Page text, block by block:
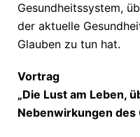
Gesundheitssystem,
der aktuelle
Glauben zu tun hat.
Vortrag
„Die Lust am Leben,
Nebenwirkungen des